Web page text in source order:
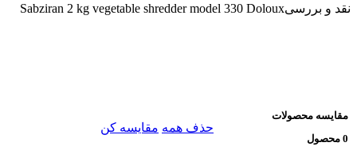
نقد و بررسیSabziran 2 kg vegetable shredder model 330 Doloux
مقایسه محصولات
0 محصول
حذف همه مقایسه کن